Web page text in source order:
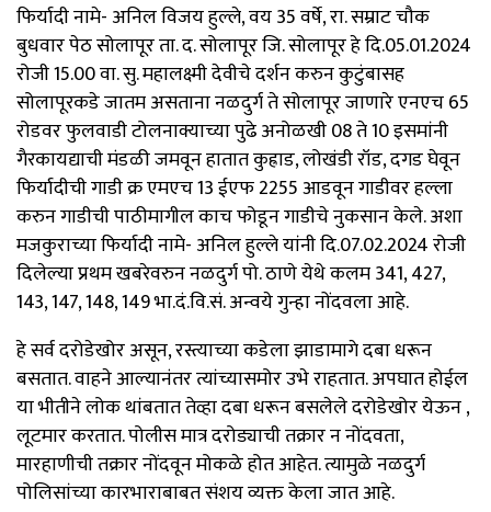
फिर्यादी नामे- अनिल विजय हुल्ले, वय 35 वर्षे, रा. सम्राट चौक
बुधवार पेठ सोलापूर ता. द. सोलापूर जि. सोलापूर हे दि.05.01.2024
रोजी 15.00 वा. सु. महालक्ष्मी देवीचे दर्शन करुन कुटुंबासह
सोलापूरकडे जातम असताना नळदुर्ग ते सोलापूर जाणारे एनएच 65
रोडवर फुलवाडी टोलनाक्याच्या पुढे अनोळखी 08 ते 10 इसमांनी
गैरकायद्याची मंडळी जमवून हातात कुह्राड, लोखंडी रॉड, दगड घेवून
फिर्यादीची गाडी क्र एमएच 13 ईएफ 2255 आडवून गाडीवर हल्ला
करुन गाडीची पाठीमागील काच फोडून गाडीचे नुकसान केले. अशा
मजकुराच्या फिर्यादी नामे- अनिल हुल्ले यांनी दि.07.02.2024 रोजी
दिलेल्या प्रथम खबरेवरुन नळदुर्ग पो. ठाणे येथे कलम 341, 427,
143, 147, 148, 149 भा.दं.वि.सं. अन्वये गुन्हा नोंदवला आहे.
हे सर्व दरोडेखोर असून, रस्त्याच्या कडेला झाडामागे दबा धरून
बसतात. वाहने आल्यानंतर त्यांच्यासमोर उभे राहतात. अपघात होईल
या भीतीने लोक थांबतात तेव्हा दबा धरून बसलेले दरोडेखोर येऊन ,
लूटमार करतात. पोलीस मात्र दरोड्याची तक्रार न नोंदवता,
मारहाणीची तक्रार नोंदवून मोकळे होत आहेत. त्यामुळे नळदुर्ग
पोलिसांच्या कारभाराबाबत संशय व्यक्त केला जात आहे.